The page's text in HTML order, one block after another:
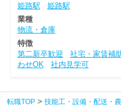
姫路駅
姫路駅
業種
物流・倉庫
特徴
第二新卒歓迎
社宅・家賃補
わせOK
社内見学可
転職TOP 技能工・設備・配送・